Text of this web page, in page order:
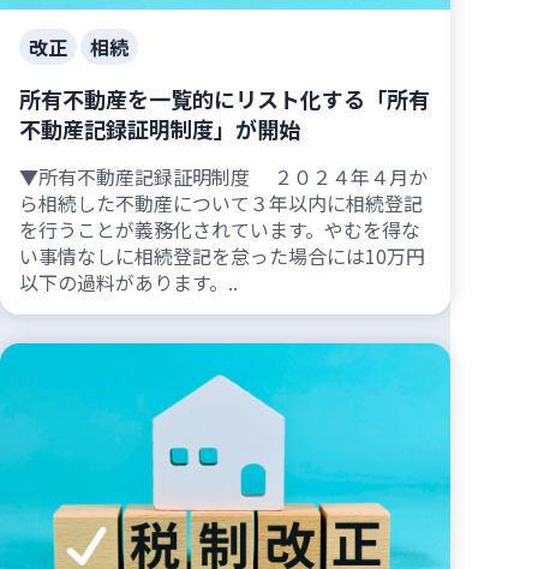
改正 相続
所有不動産を一覧的にリスト化する「所有
不動産記録証明制度」が開始
▼所有不動産記録証明制度 ２０２４年４月か
ら相続した不動産について３年以内に相続登記
を行うことが義務化されています。やむを得な
い事情なしに相続登記を怠った場合には10万円
以下の過料があります。..